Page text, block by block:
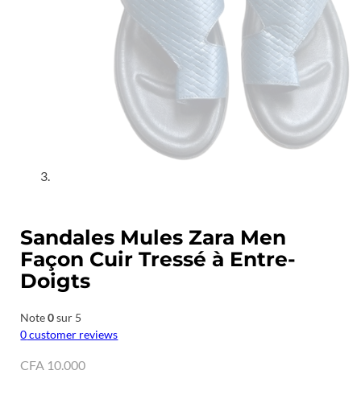
Sandales Mules Zara Men
Façon Cuir Tressé à Entre-
Doigts
Note0sur 5
0customer reviews
CFA 10.000